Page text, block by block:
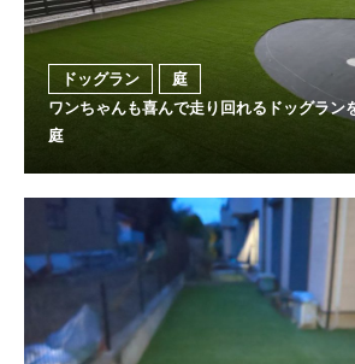
ドッグラン
庭
ワンちゃんも喜んで走り回れるドッグラン
庭